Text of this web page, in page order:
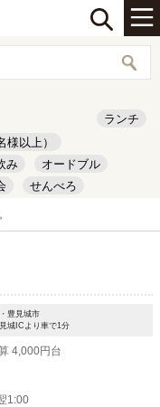
ランチ
様以上）
み
オードブル
せんべろ
豊見城市
城ICより車で1分
4,000円台
1:00